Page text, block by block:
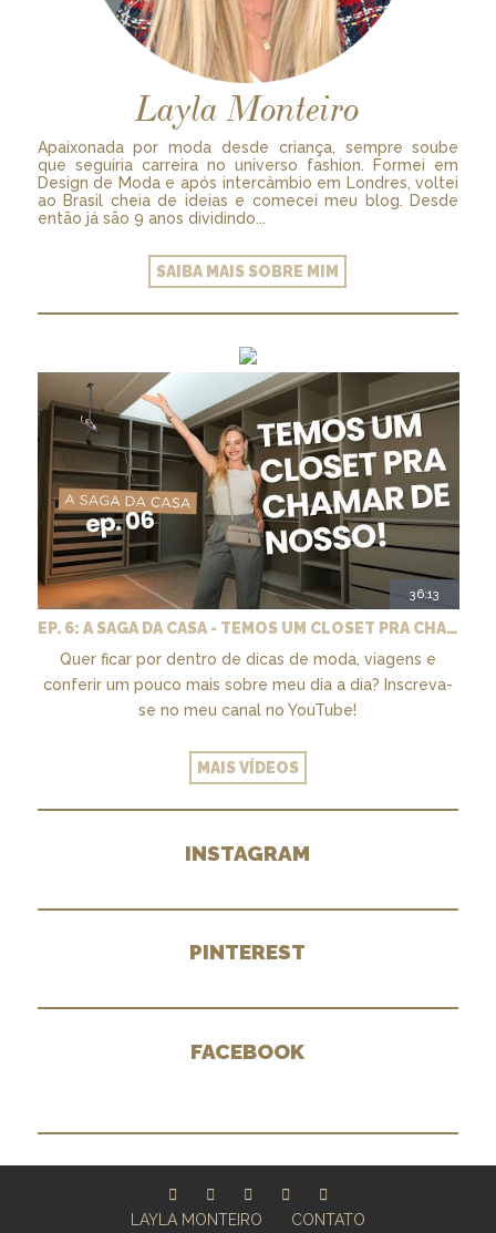
Layla Monteiro
Apaixonada por moda desde criança, sempre soube
que seguiria carreira no universo fashion. Formei em
Design de Moda e após intercâmbio em Londres, voltei
ao Brasil cheia de ideias e comecei meu blog. Desde
então já são 9 anos dividindo...
SAIBA MAIS SOBRE MIM
36:13
EP. 6: A SAGA DA CASA - TEMOS UM CLOSET PRA CHAMAR DE NOSSO + MARCENARIA E PAISAGISMO
Quer ficar por dentro de dicas de moda, viagens e
conferir um pouco mais sobre meu dia a dia? Inscreva-
se no meu canal no YouTube!
MAIS VÍDEOS
INSTAGRAM
PINTEREST
FACEBOOK
LAYLA MONTEIRO CONTATO